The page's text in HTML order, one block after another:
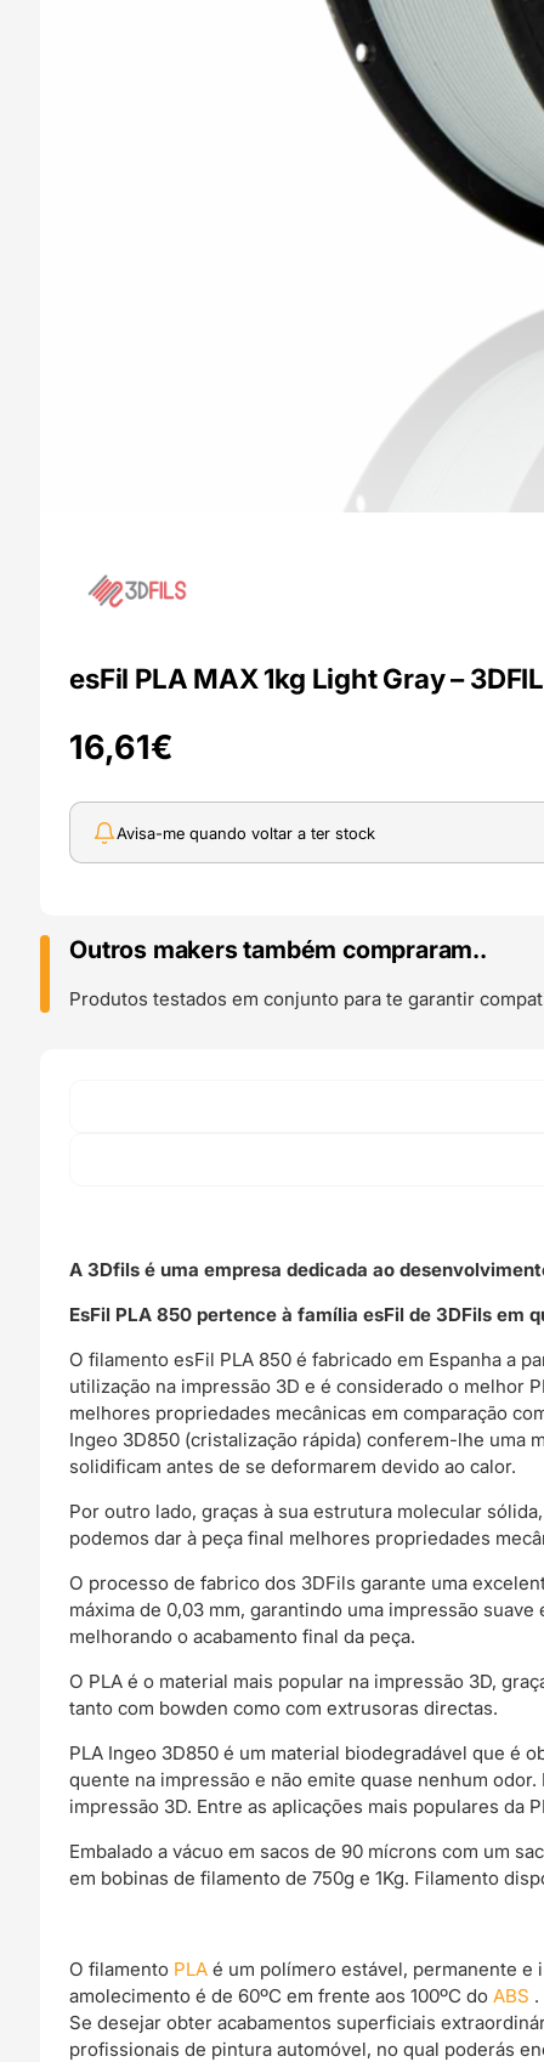
esFil PLA MAX 1kg Light Gray –
16,61€
Avisa-me quando voltar a ter stock
Outros makers também compraram..
Produtos testados em conjunto para te garantir
A 3Dfils é uma empresa dedicada ao
EsFil PLA 850 pertence à família esFil de 3DFils em
O filamento esFil PLA 850 é fabricado em Espanha a
utilização na impressão 3D e é considerado o melhor
melhores propriedades mecânicas em comparação
Ingeo 3D850 (cristalização rápida) conferem-lhe uma
solidificam antes de se deformarem devido ao calor.
Por outro lado, graças à sua estrutura molecular
podemos dar à peça final melhores propriedades
O processo de fabrico dos 3DFils garante uma
máxima de 0,03 mm, garantindo uma impressão
melhorando o acabamento final da peça.
O PLA é o material mais popular na impressão 3D,
tanto com bowden como com extrusoras directas.
PLA Ingeo 3D850 é um material biodegradável que é
quente na impressão e não emite quase nenhum
impressão 3D. Entre as aplicações mais populares da
Embalado a vácuo em sacos de 90 mícrons com um
em bobinas de filamento de 750g e 1Kg. Filamento
O filamento PLA é um polímero estável, permanente
amolecimento é de 60ºC em frente aos 100ºC doABS .
Se desejar obter acabamentos superficiais
profissionais de pintura automóvel, no qual poderás